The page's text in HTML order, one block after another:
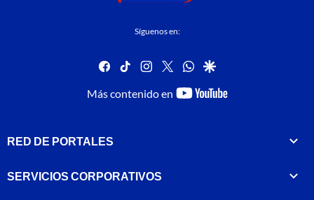
Síguenos en:
facebook
tiktok instagram
twitterwhatsapp
google
Más contenido en
youtube-
RED DE PORTALES
SERVICIOS CORPORATIVOS